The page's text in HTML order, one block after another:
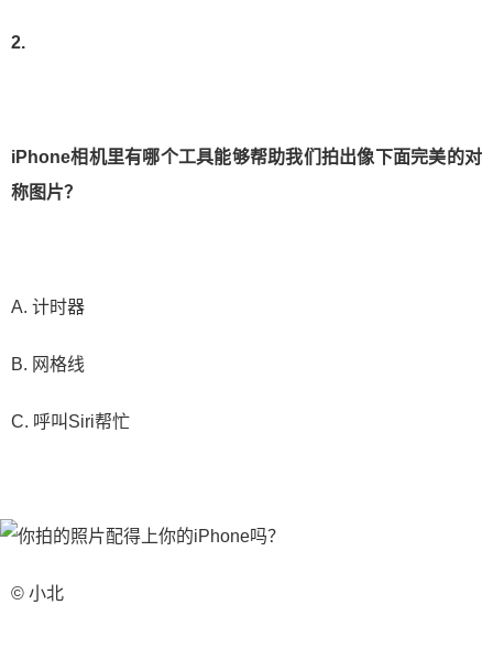
2.
iPhone相机里有哪个工具能够帮助我们拍出像下面完美的对
称图片？
A. 计时器
B. 网格线
C. 呼叫Siri帮忙
© 小北